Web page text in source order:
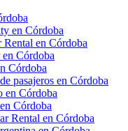
en Córdoba
en Córdoba
Córdoba
Córdoba
pasajeros en Córdoba
en Córdoba
Córdoba
Rental en Córdoba